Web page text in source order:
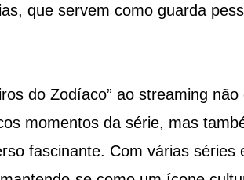
que servem como guarda
do Zodíaco” ao streaming
momentos da série, mas
fascinante. Com várias